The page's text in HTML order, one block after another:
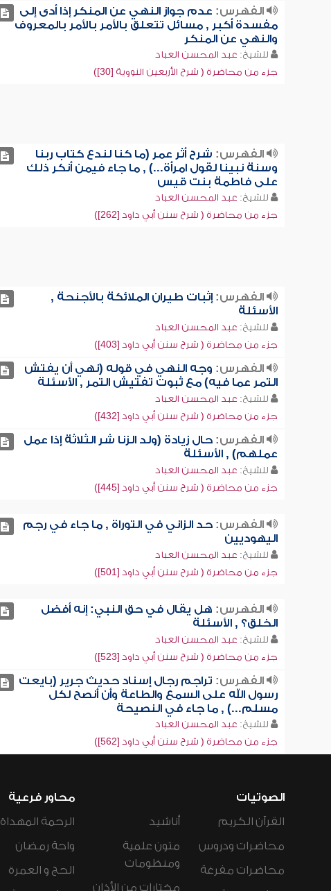
الفهرس: عدم جواز النهي عن المنكر إذا أدى إلى
مفسدة أكبر , مسائل تتعلق بالأمر بالأمر بالمعروف
والنهي عن المنكر
للشيخ: عبد المحسن العباد
جزء من محاضرة ( شرح الأربعين النووية [30])
الفهرس: شرح أثر عمر (ما كنا لندع كتاب ربنا
وسنة نبينا لقول امرأة...) , ما جاء فيمن أنكر ذلك
على فاطمة بنت قيس
للشيخ: عبد المحسن العباد
جزء من محاضرة ( شرح سنن أبي داود [262])
الفهرس:إثبات طيران الملائكة بالأجنحة ,
الأسئلة
للشيخ: عبد المحسن العباد
جزء من محاضرة ( شرح سنن أبي داود [403])
الفهرس: وجه النهي في قوله (نهي أن يفتش
التمر عما فيه) مع ثبوت تفتيش التمر , الأسئلة
للشيخ: عبد المحسن العباد
جزء من محاضرة ( شرح سنن أبي داود [432])
الفهرس:حال زيادة (ولد الزنا شر الثلاثة إذا عمل
عملهم) , الأسئلة
للشيخ: عبد المحسن العباد
جزء من محاضرة ( شرح سنن أبي داود [445])
الفهرس:حد الزاني في التوراة , ما جاء في رجم
اليهوديين
للشيخ: عبد المحسن العباد
جزء من محاضرة ( شرح سنن أبي داود [501])
الفهرس: هل يقال في حق النبي: إنه أفضل
الخلق؟ , الأسئلة
للشيخ: عبد المحسن العباد
جزء من محاضرة ( شرح سنن أبي داود [523])
الفهرس: تراجم رجال إسناد حديث جرير (بايعت
رسول الله على السمع والطاعة وأن أنصح لكل
مسلم...) , ما جاء في النصيحة
للشيخ: عبد المحسن العباد
جزء من محاضرة ( شرح سنن أبي داود [562])
الصوتيات
القرآن الكريم
محاضرات ودروس
محاضرات مفرغة
أناشيد
متون علمية
ومنظومات
مختارات من الأذان
محاور فرعية
الرحمة المهداة
واحة رمضان
الحج و العمرة